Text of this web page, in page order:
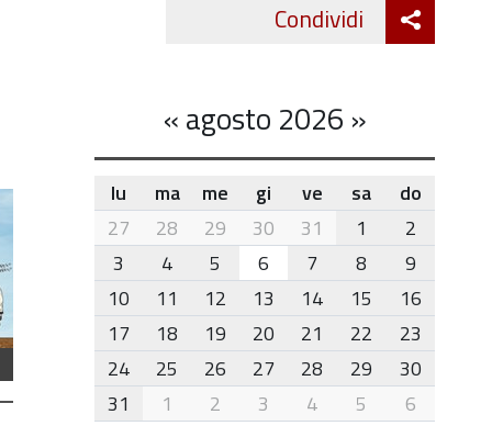
Condividi Twitter
«agosto 2026 »
month-
8
lu ma me gi ve sa
do
27
28 29 30 31 1
2
3
4 5 6 7 8
9
10
11 12 13 14 15
16
17
18 19 20 21 22
23
24
25 26 27 28 29
30
31
1 2 3 4 5 6